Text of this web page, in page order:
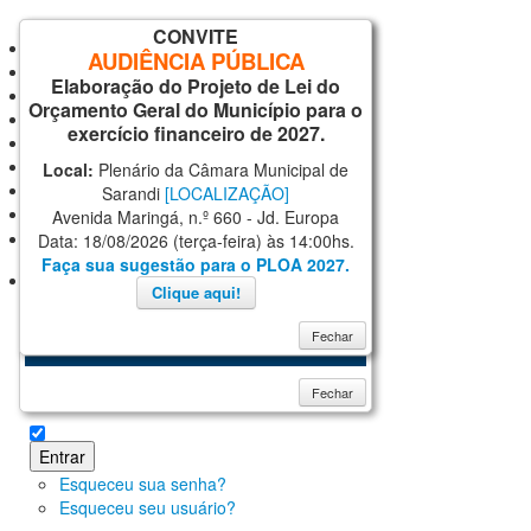
Notícias
Serviços
Secretarias
Cidade
Ouvidoria
AJUDA
Login
Entrar
Esqueceu sua senha?
Esqueceu seu usuário?
Fechar
CONVITE
AUDIÊNCIA PÚBLICA
Elaboração do Projeto de Lei do
Orçamento Geral do Município para o
exercício financeiro de 2027.
Local: Plenário da Câmara Municipal de
Sarandi [LOCALIZAÇÃO]
Avenida Maringá, n.º 660 - Jd. Europa
Data: 18/08/2026 (terça-feira) às 14:00hs.
Faça sua sugestão para o PLOA 2027.
Clique aqui!
Fechar